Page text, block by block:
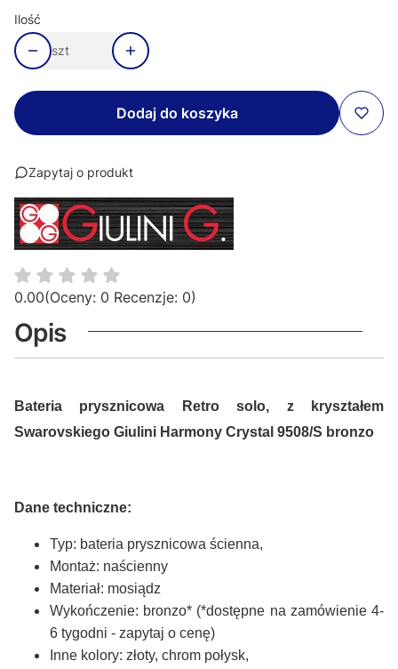
Ilość
szt
Dodaj do koszyka
Zapytaj o produkt
0.00(Oceny: 0 Recenzje: 0)
Opis
Bateria prysznicowa Retro solo, z kryształem
Swarovskiego Giulini Harmony Crystal 9508/S bronzo
Dane techniczne:
Typ: bateria prysznicowa ścienna,
Montaż: naścienny
Materiał: mosiądz
Wykończenie: bronzo* (*dostępne na zamówienie 4-
6 tygodni - zapytaj o cenę)
Inne kolory: złoty, chrom połysk,